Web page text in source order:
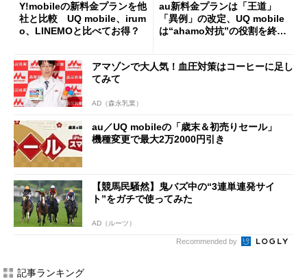
Y!mobileの新料金プランを他
社と比較 UQ mobile、irum
o、LINEMOと比べてお得？
au新料金プランは「王道」
「異例」の改定、UQ mobile
は“ahamo対抗”の役割を終え
アマゾンで大人気！血圧対策はコーヒーに足し
てみて
AD（森永乳業）
au／UQ mobileの「歳末＆初売りセール」
機種変更で最大2万2000円引き
【競馬民騒然】鬼バズ中の“3連単連発サイ
ト”をガチで使ってみた
AD（ルーツ）
Recommended by
記事ランキング